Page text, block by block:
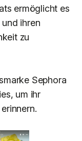
ermöglicht es
ihren
zu
Sephora
um ihr